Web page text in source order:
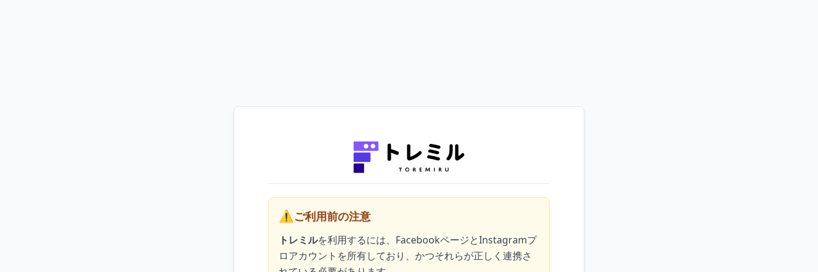
⚠️ご利用前の注意
トレミルを利用するには、FacebookページとInstagramプ
ロアカウントを所有しており、かつそれらが正しく連携さ